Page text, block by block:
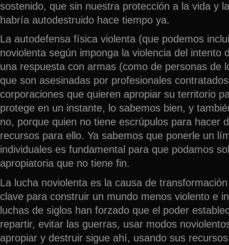
sostenido, que sin nuestra protección a la vida y
habría autodestruido hace tiempo ya.
La autodefensa física violenta (que podemos
noviolenta según imponga la violencia del intento
una respuesta con armas (como de personas de
que son asesinadas por profesionales
corporaciones que quieren apropiar su territorio
protege en un instante, lo sabemos bien, y
no, porque quien no tiene escrúpulos para hacer
recursos para ello. Ya sabemos que ponerle un
individuales es fundamental para que podamos
apropiatoria que no tiene fin.
La lucha noviolenta es la causa de
clave para construir un mundo menos violento e
luchas de siglos han forzado que el poder
repartir, evitar las guerras, usar modos
apropiar y destruir sigue ahí, usando sus